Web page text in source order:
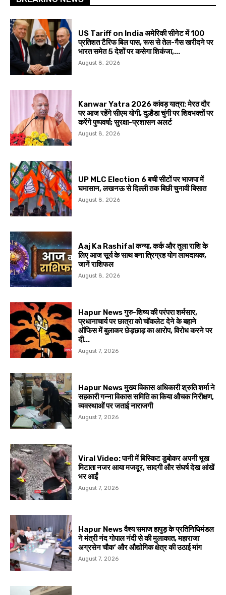
US Tariff on India अमेरिकी सीनेट में 100
प्रतिशत टैरिफ बिल पास, रूस से तेल-गैस खरीदने पर
भारत समेत 5 देशों पर कसेगा शिकंजा,...
August 8, 2026
Kanwar Yatra 2026 कांवड़ यात्रा: मेरठ दौर
पर आज रहेंगे सीएम योगी, दुल्हैडा चुंगी पर शिवभक्तों पर
करेंगे पुष्पवर्षा; सुरक्षा-प्रशासन अलर्ट
August 8, 2026
UP MLC Election 6 बची सीटों पर भाजपा में
घमासान, लखनऊ से दिल्ली तक बिछी चुनावी बिसात
August 8, 2026
Aaj Ka Rashifal कन्या, कर्क और तुला राशि के
लिए आज सूर्य के साथ बना त्रिग्रह योग लाभदायक,
जानें राशिफल
August 8, 2026
Hapur News गुरु-शिष्य की परंपरा शर्मसार,
प्रधानाचार्य पर छात्रा को चॉकलेट देने के बहाने
ऑफिस में बुलाकर छेड़छाड़ का आरोप, विरोध करने पर
दी...
August 7, 2026
Hapur News मुख्य विकास अधिकारी श्रुति शर्मा ने
सहकारी गन्ना विकास समिति का किया औचक निरीक्षण,
व्यवस्थाओं पर जताई नाराजगी
August 7, 2026
Viral Video: पानी में बिस्किट डुबोकर अपनी भूख
मिटाता नजर आया मजदूर, सादगी और संघर्ष देख आंखें
भर आईं
August 7, 2026
Hapur News वैश्य समाज हापुड़ के प्रतिनिधिमंडल
ने मंत्री नंद गोपाल नंदी से की मुलाकात, महाराजा
अग्रसेन चौक’ और औद्योगिक क्षेत्र की उठाई मांग
August 7, 2026